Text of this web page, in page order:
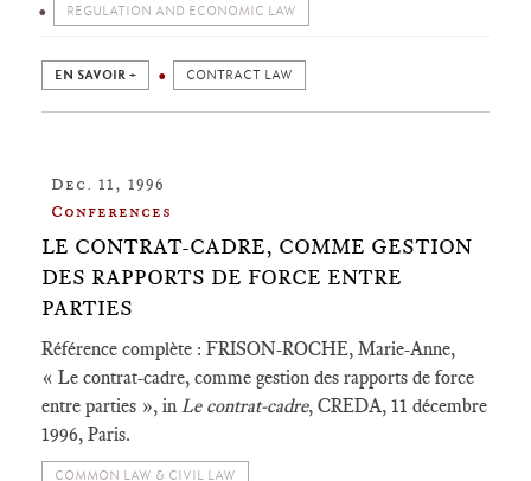
REGULATION AND ECONOMIC LAW
EN SAVOIR + CONTRACT LAW
Dec. 11, 1996
Conferences
LE CONTRAT-CADRE, COMME GESTION
DES RAPPORTS DE FORCE ENTRE
PARTIES
Référence complète : FRISON-ROCHE, Marie-Anne,
« Le contrat-cadre, comme gestion des rapports de force
entre parties », in Le contrat-cadre, CREDA, 11 décembre
1996, Paris.
COMMON LAW & CIVIL LAW